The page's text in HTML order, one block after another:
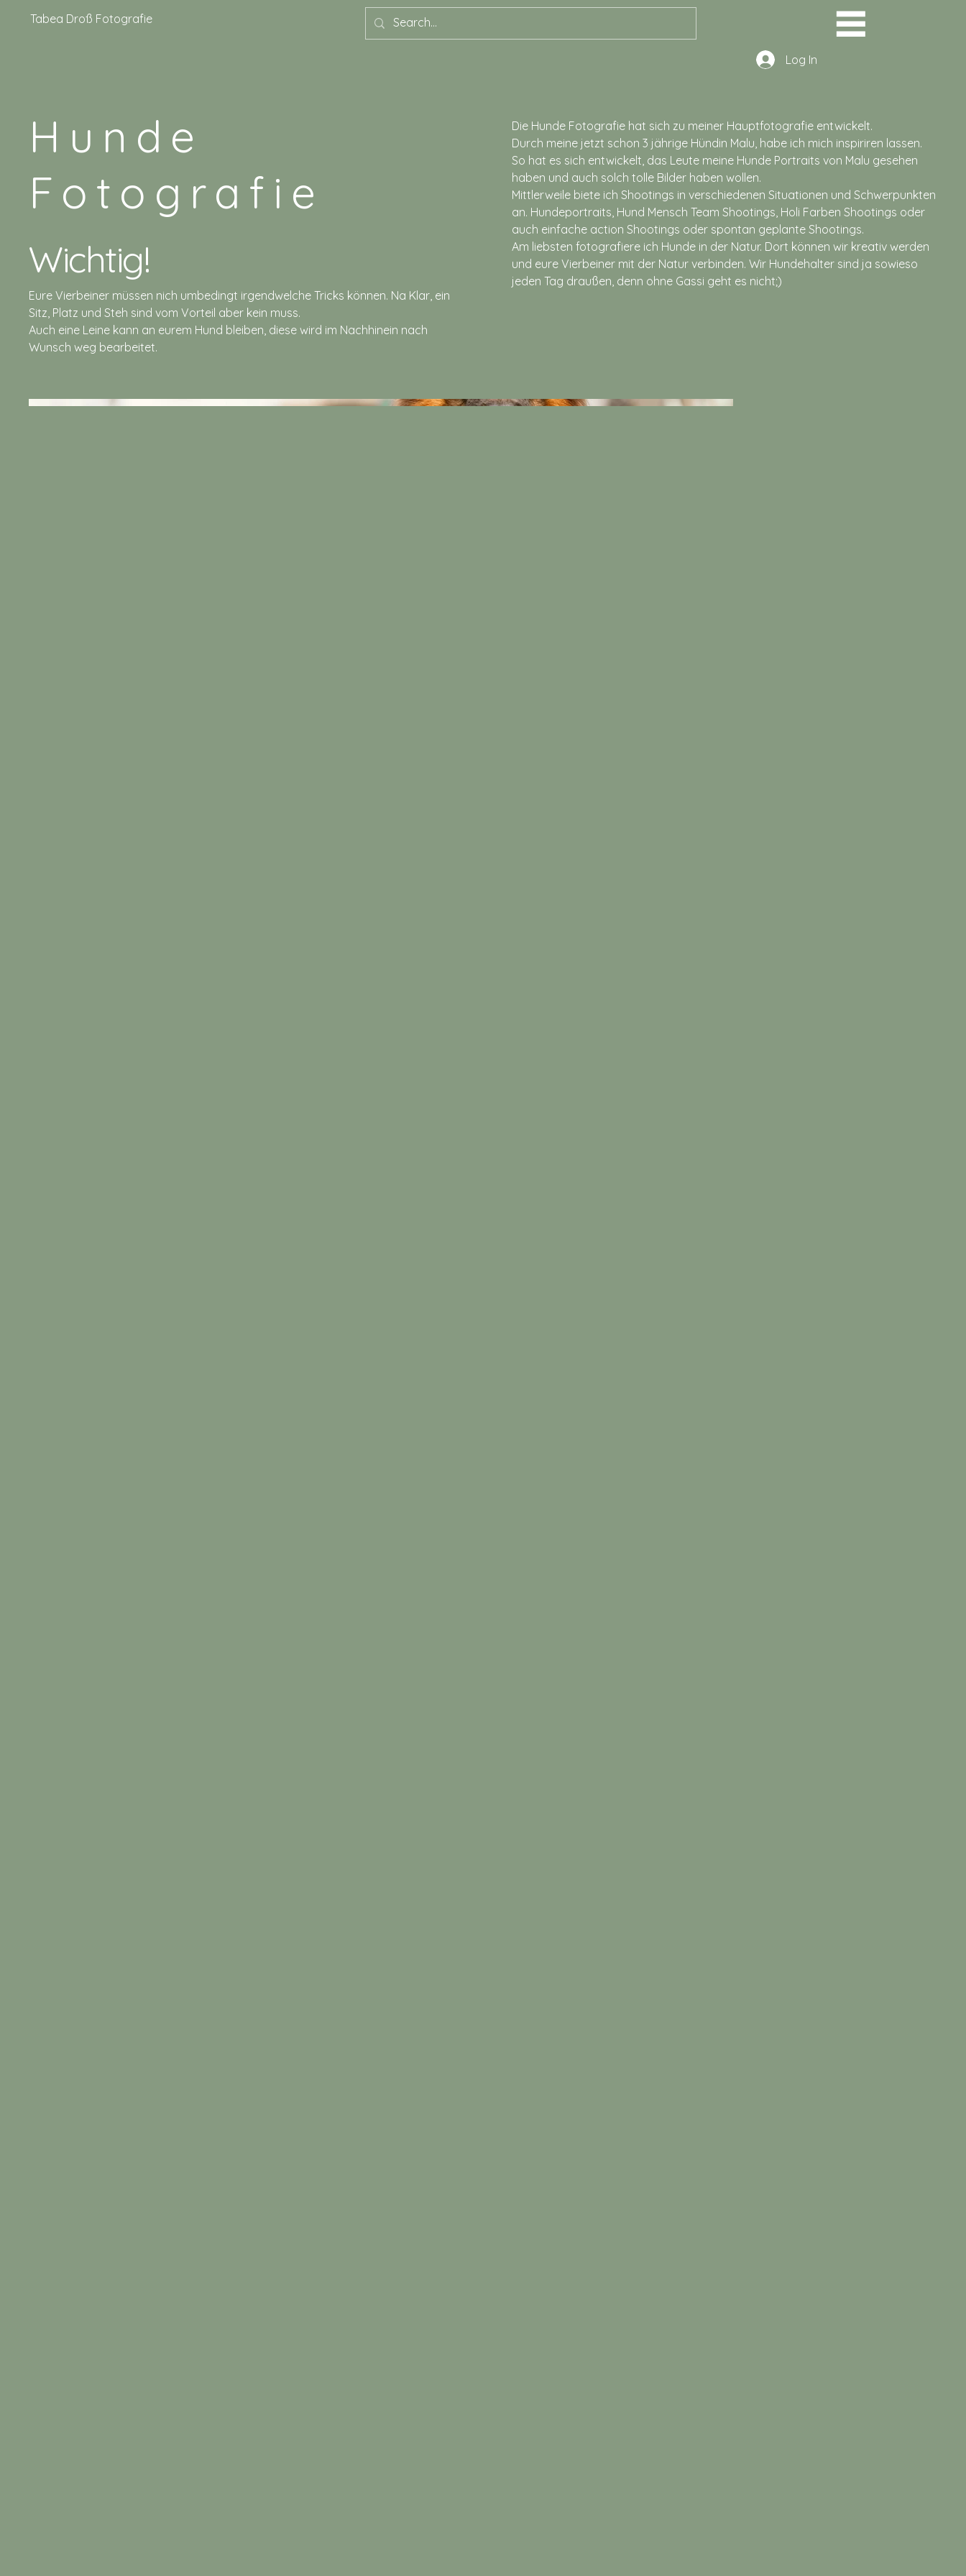
Tabea Droß Fotografie
Log In
Hunde
Fotografie
Wichtig!
Eure Vierbeiner müssen nich umbedingt irgendwelche Tricks können. Na Klar, ein
Sitz, Platz und Steh sind vom Vorteil aber kein muss.
Auch eine Leine kann an eurem Hund bleiben, diese wird im Nachhinein nach
Wunsch weg bearbeitet.
Die Hunde Fotografie hat sich zu meiner Hauptfotografie entwickelt.
Durch meine jetzt schon 3 jährige Hündin Malu, habe ich mich inspiriren lassen.
So hat es sich entwickelt, das Leute meine Hunde Portraits von Malu gesehen
haben und auch solch tolle Bilder haben wollen.
Mittlerweile biete ich Shootings in verschiedenen Situationen und Schwerpunkten
an. Hundeportraits, Hund Mensch Team Shootings, Holi Farben Shootings oder
auch einfache action Shootings oder spontan geplante Shootings.
Am liebsten fotografiere ich Hunde in der Natur. Dort können wir kreativ werden
und eure Vierbeiner mit der Natur verbinden. Wir Hundehalter sind ja sowieso
jeden Tag draußen, denn ohne Gassi geht es nicht;)